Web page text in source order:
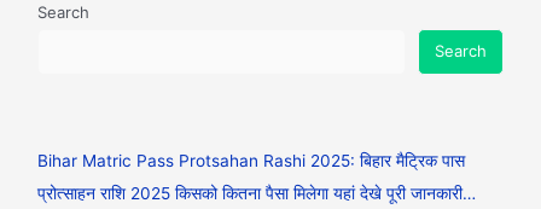
Search
Search
Bihar Matric Pass Protsahan Rashi 2025: बिहार मैट्रिक पास
प्रोत्साहन राशि 2025 किसको कितना पैसा मिलेगा यहां देखे पूरी जानकारी…